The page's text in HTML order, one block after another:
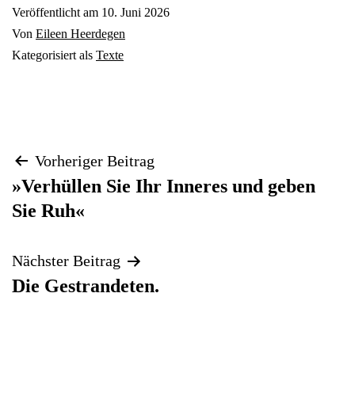
Veröffentlicht am 10. Juni 2026
Von Eileen Heerdegen
Kategorisiert als Texte
Beitragsnavigation
Vorheriger Beitrag
»Verhüllen Sie Ihr Inneres und geben
Sie Ruh«
Nächster Beitrag
Die Gestrandeten.